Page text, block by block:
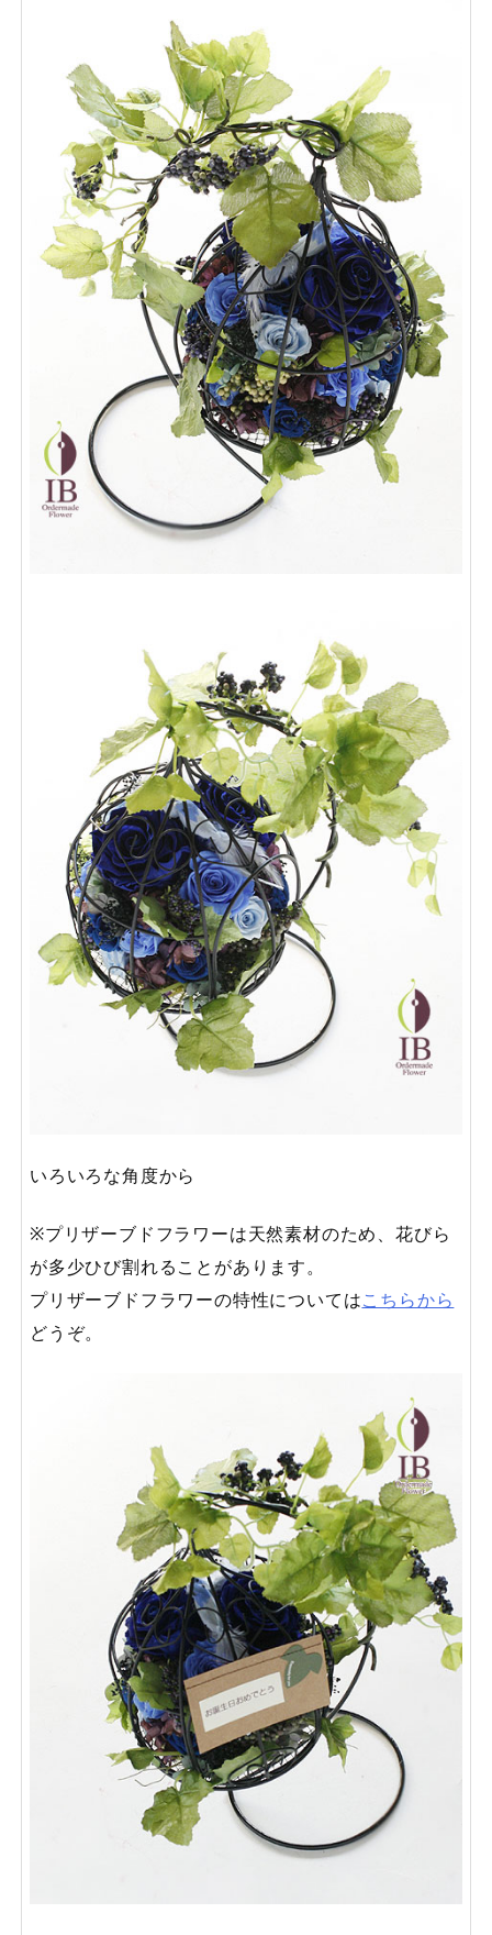
いろいろな角度から
※プリザーブドフラワーは天然素材のため、花びら
が多少ひび割れることがあります。
プリザーブドフラワーの特性についてはこちらから
どうぞ。